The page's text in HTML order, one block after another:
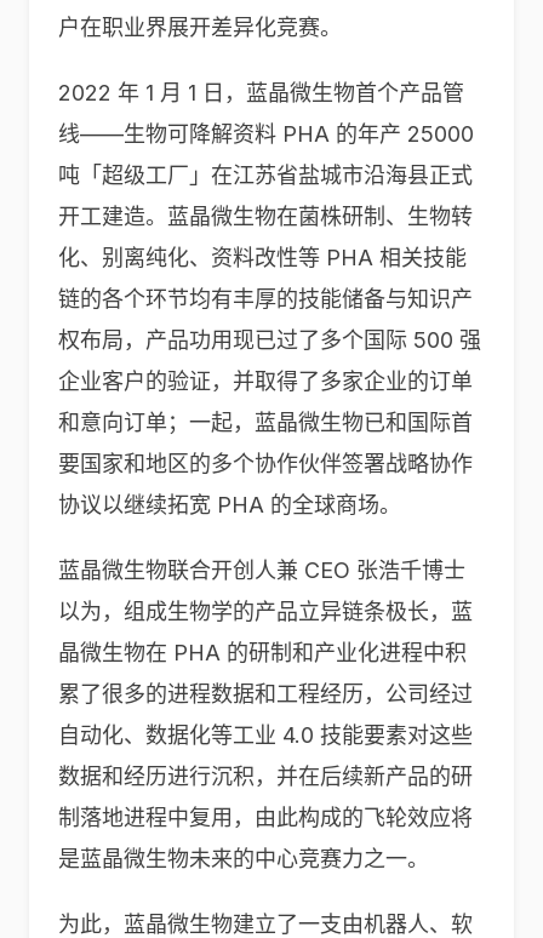
户在职业界展开差异化竞赛。
2022 年 1 月 1 日，蓝晶微生物首个产品管
线——生物可降解资料 PHA 的年产 25000
吨「超级工厂」在江苏省盐城市沿海县正式
开工建造。蓝晶微生物在菌株研制、生物转
化、别离纯化、资料改性等 PHA 相关技能
链的各个环节均有丰厚的技能储备与知识产
权布局，产品功用现已过了多个国际 500 强
企业客户的验证，并取得了多家企业的订单
和意向订单；一起，蓝晶微生物已和国际首
要国家和地区的多个协作伙伴签署战略协作
协议以继续拓宽 PHA 的全球商场。
蓝晶微生物联合开创人兼 CEO 张浩千博士
以为，组成生物学的产品立异链条极长，蓝
晶微生物在 PHA 的研制和产业化进程中积
累了很多的进程数据和工程经历，公司经过
自动化、数据化等工业 4.0 技能要素对这些
数据和经历进行沉积，并在后续新产品的研
制落地进程中复用，由此构成的飞轮效应将
是蓝晶微生物未来的中心竞赛力之一。
为此，蓝晶微生物建立了一支由机器人、软